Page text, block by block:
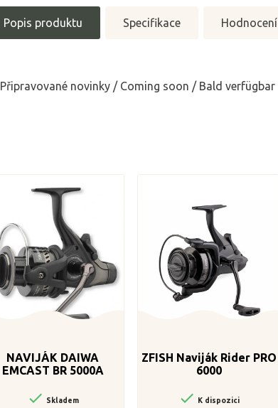
Popis produktu Specifikace Hodnocení
Připravované novinky / Coming soon / Bald verfügbar
NAVIJÁK DAIWA
EMCAST BR 5000A
 Skladem
ZFISH Naviják Rider PRO
6000
 K dispozici